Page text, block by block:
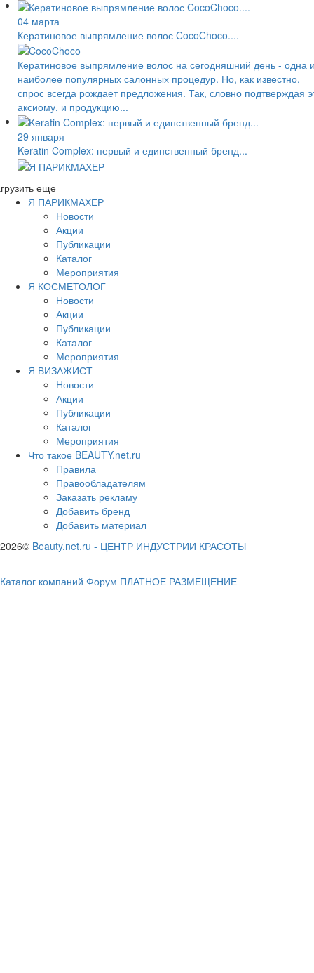
04 марта
Кератиновое выпрямление волос CocoChoco....
Кератиновое выпрямление волос на сегодняшний день - одна
наиболее популярных салонных процедур. Но, как известно,
спрос всегда рождает предложения. Так, словно подтверждая
аксиому, и продукцию...
29 января
Keratin Complex: первый и единственный бренд...
еще
Я ПАРИКМАХЕР
Новости
Акции
Публикации
Каталог
Мероприятия
Я КОСМЕТОЛОГ
Новости
Акции
Публикации
Каталог
Мероприятия
Я ВИЗАЖИСТ
Новости
Акции
Публикации
Каталог
Мероприятия
Что такое BEAUTY.net.ru
Правила
Правообладателям
Заказать рекламу
Добавить бренд
Добавить материал
2026© Beauty.net.ru - ЦЕНТР ИНДУСТРИИ КРАСОТЫ
Каталог компаний Форум ПЛАТНОЕ РАЗМЕЩЕНИЕ